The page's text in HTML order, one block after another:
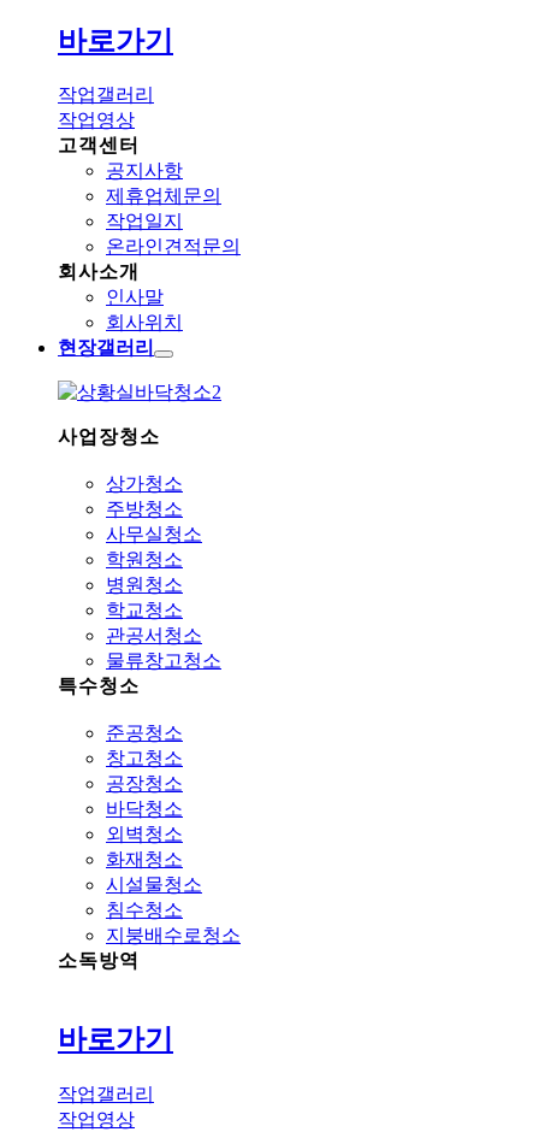
바로가기
작업갤러리
작업영상
고객센터
공지사항
제휴업체문의
작업일지
온라인견적문의
회사소개
인사말
회사위치
현장갤러리
사업장청소
상가청소
주방청소
사무실청소
학원청소
병원청소
학교청소
관공서청소
물류창고청소
특수청소
준공청소
창고청소
공장청소
바닥청소
외벽청소
화재청소
시설물청소
침수청소
지붕배수로청소
소독방역
바로가기
작업갤러리
작업영상